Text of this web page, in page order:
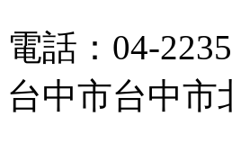
電話：04-
台中市台中市